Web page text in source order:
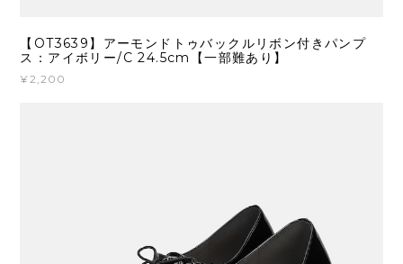
【OT3639】アーモンドトゥバックルリボン付きパンプ
ス：アイボリー/C 24.5cm【一部難あり】
¥2,200